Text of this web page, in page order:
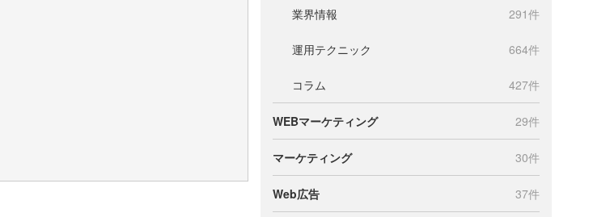
業界情報 291件
運用テクニック 664件
コラム 427件
WEBマーケティング 29件
マーケティング 30件
Web広告 37件